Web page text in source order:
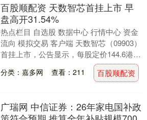
百股顺配资 天数智芯首挂上市 早
盘高开31.54%
热点栏目 自选股 数据中心 行情中心 资金
流向 模拟交易 客户端 天数智芯（09903）
首挂上市，公告显示，每股定价144.6港
元，共发行2543.18万股份，....
分类：嘉多网 查看：211 百股顺配资
广瑞网 中信证券：26年家电国补政